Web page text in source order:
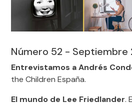
Número 52 - Septiembre
Entrevistamos a Andrés
the Children España.
El mundo de Lee Friedlander.